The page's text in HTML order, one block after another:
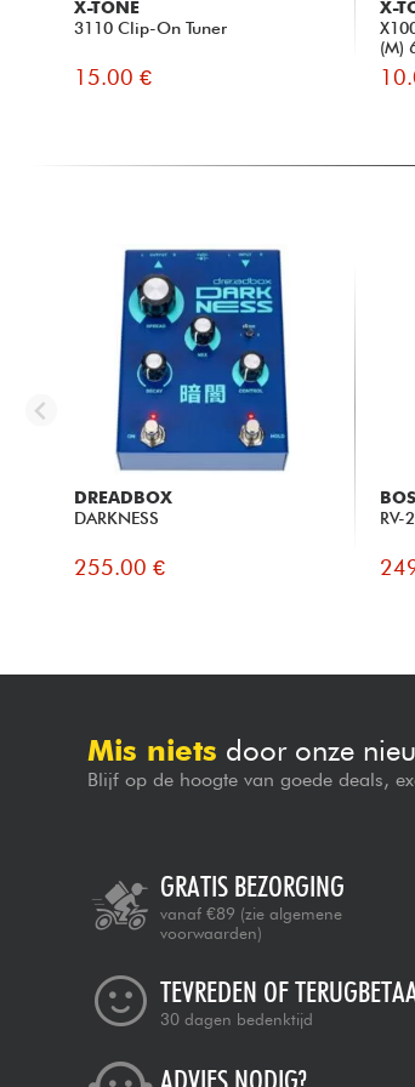
X-TONE
3110 Clip-On Tuner
15.00 €
X-
(M)
DREADBOX
DARKNESS
255.00 €
RV-
Mis niets door onze
Blijf op de hoogte van goede deals,
GRATIS BEZORGING
vanaf €89 (zie algemene
voorwaarden)
TEVREDEN OF
30 dagen bedenktijd